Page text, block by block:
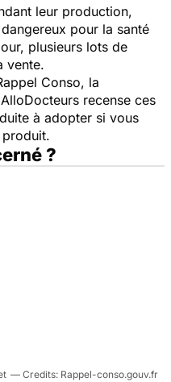
leur production,
pour la santé
plusieurs lots de
vente.
Conso, la
recense ces
à adopter si vous
?
Rappel-conso.gouv.fr